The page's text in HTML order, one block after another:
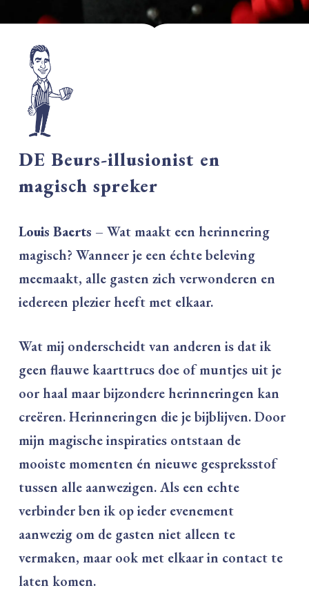
DE Beurs-illusionist en
magisch spreker
Louis Baerts – Wat maakt een herinnering
magisch? Wanneer je een échte beleving
meemaakt, alle gasten zich verwonderen en
iedereen plezier heeft met elkaar.
Wat mij onderscheidt van anderen is dat ik
geen flauwe kaarttrucs doe of muntjes uit je
oor haal maar bijzondere herinneringen kan
creëren. Herinneringen die je bijblijven. Door
mijn magische inspiraties ontstaan de
mooiste momenten én nieuwe gespreksstof
tussen alle aanwezigen. Als een echte
verbinder ben ik op ieder evenement
aanwezig om de gasten niet alleen te
vermaken, maar ook met elkaar in contact te
laten komen.